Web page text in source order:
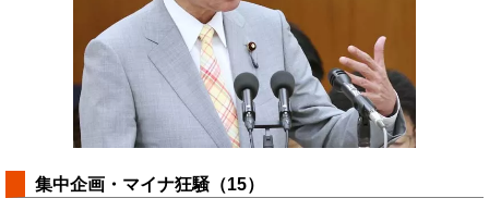
集中企画・マイナ狂騒（15）